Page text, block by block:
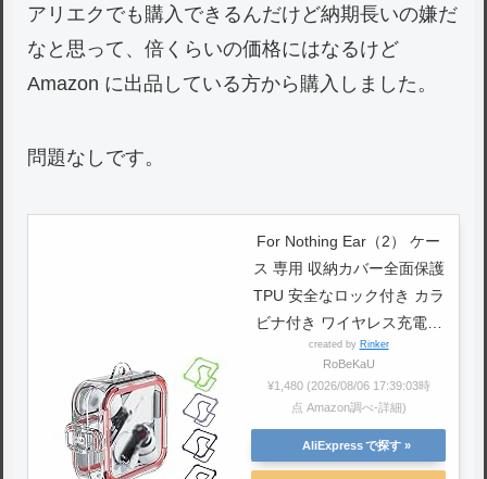
アリエクでも購入できるんだけど納期長いの嫌だ
なと思って、倍くらいの価格にはなるけど
Amazon に出品している方から購入しました。
問題なしです。
For Nothing Ear（2） ケー
ス 専用 収納カバー全面保護
TPU 安全なロック付き カラ
ビナ付き ワイヤレス充電対
応 傷防止 防塵 クリア カバ
ー nothing EAR（2） 用保
護ケース シリコンリング 5
色り（１色1セットずつ）
created by Rinker
RoBeKaU
¥1,480 (2026/08/06 17:39:03時
点 Amazon調べ-詳細)
AliExpress